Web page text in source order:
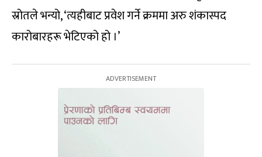
स्रोतले भन्यो, ‘त्यहीबाट प्रवेश गर्ने क्रममा अरु शंकास्पद
कारोबारहरू भेटिएको हो ।’